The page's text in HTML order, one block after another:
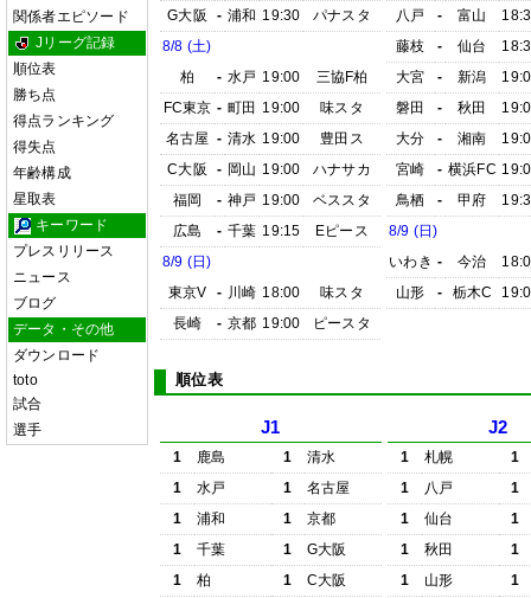
関係者エピソード
Jリーグ記録
順位表
勝ち点
得点ランキング
得失点
年齢構成
星取表
キーワード
プレスリリース
ニュース
ブログ
データ・その他
ダウンロード
toto
試合
選手
G大阪
- 浦和 19:30
パナスタ
8/8 (土)
柏
- 水戸 19:00
三協F柏
FC東京 - 町田 19:00
味スタ
名古屋 - 清水 19:00
豊田ス
C大阪
- 岡山 19:00
ハナサカ
福岡
- 神戸 19:00
ベススタ
広島
- 千葉 19:15
Eピース
8/9 (日)
東京V
- 川崎 18:00
味スタ
長崎
- 京都 19:00 ピースタ
八戸
- 富山
藤枝
- 仙台
大宮
- 新潟
磐田
- 秋田
大分
- 湘南
宮崎
- 横浜FC
鳥栖
- 甲府
8/9 (日)
いわき - 今治
山形
- 栃木C
順位表
J1
1 鹿島 1
清水
1
水戸 1
名古屋
1
浦和 1
京都
1
千葉 1
G大阪
1
柏 1
C大阪
J2
1 札幌
1
1
八戸
1
1
仙台
1
1
秋田
1
1
山形
1